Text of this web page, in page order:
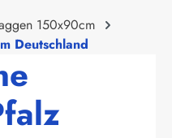
150x90cm
Deutschland